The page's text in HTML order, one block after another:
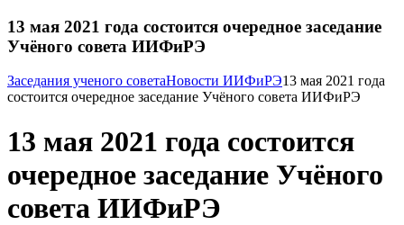
13 мая 2021 года состоится очередное заседание
Учёного совета ИИФиРЭ
Заседания ученого советаНовости ИИФиРЭ13 мая 2021 года
состоится очередное заседание Учёного совета ИИФиРЭ
13 мая 2021 года состоится
очередное заседание Учёного
совета ИИФиРЭ